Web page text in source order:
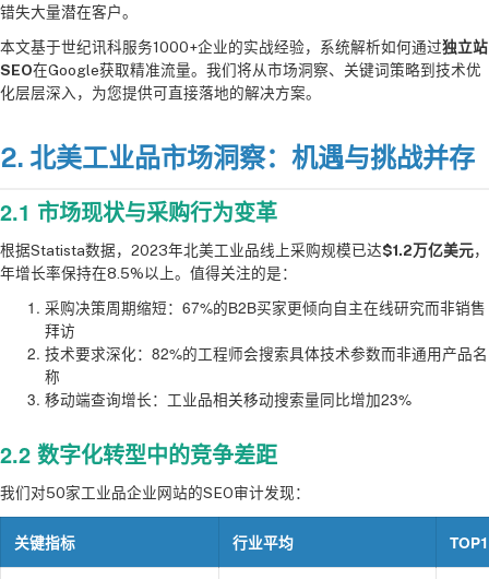
错失大量潜在客户。
本文基于世纪讯科服务1000+企业的实战经验，系统解析如何通过独立站
SEO在Google获取精准流量。我们将从市场洞察、关键词策略到技术优
化层层深入，为您提供可直接落地的解决方案。
2. 北美工业品市场洞察：机遇与挑战并存
2.1 市场现状与采购行为变革
根据Statista数据，2023年北美工业品线上采购规模已达$1.2万亿美元，
年增长率保持在8.5%以上。值得关注的是：
采购决策周期缩短：67%的B2B买家更倾向自主在线研究而非销售
拜访
技术要求深化：82%的工程师会搜索具体技术参数而非通用产品名
称
移动端查询增长：工业品相关移动搜索量同比增加23%
2.2 数字化转型中的竞争差距
我们对50家工业品企业网站的SEO审计发现：
关键指标 行业平均